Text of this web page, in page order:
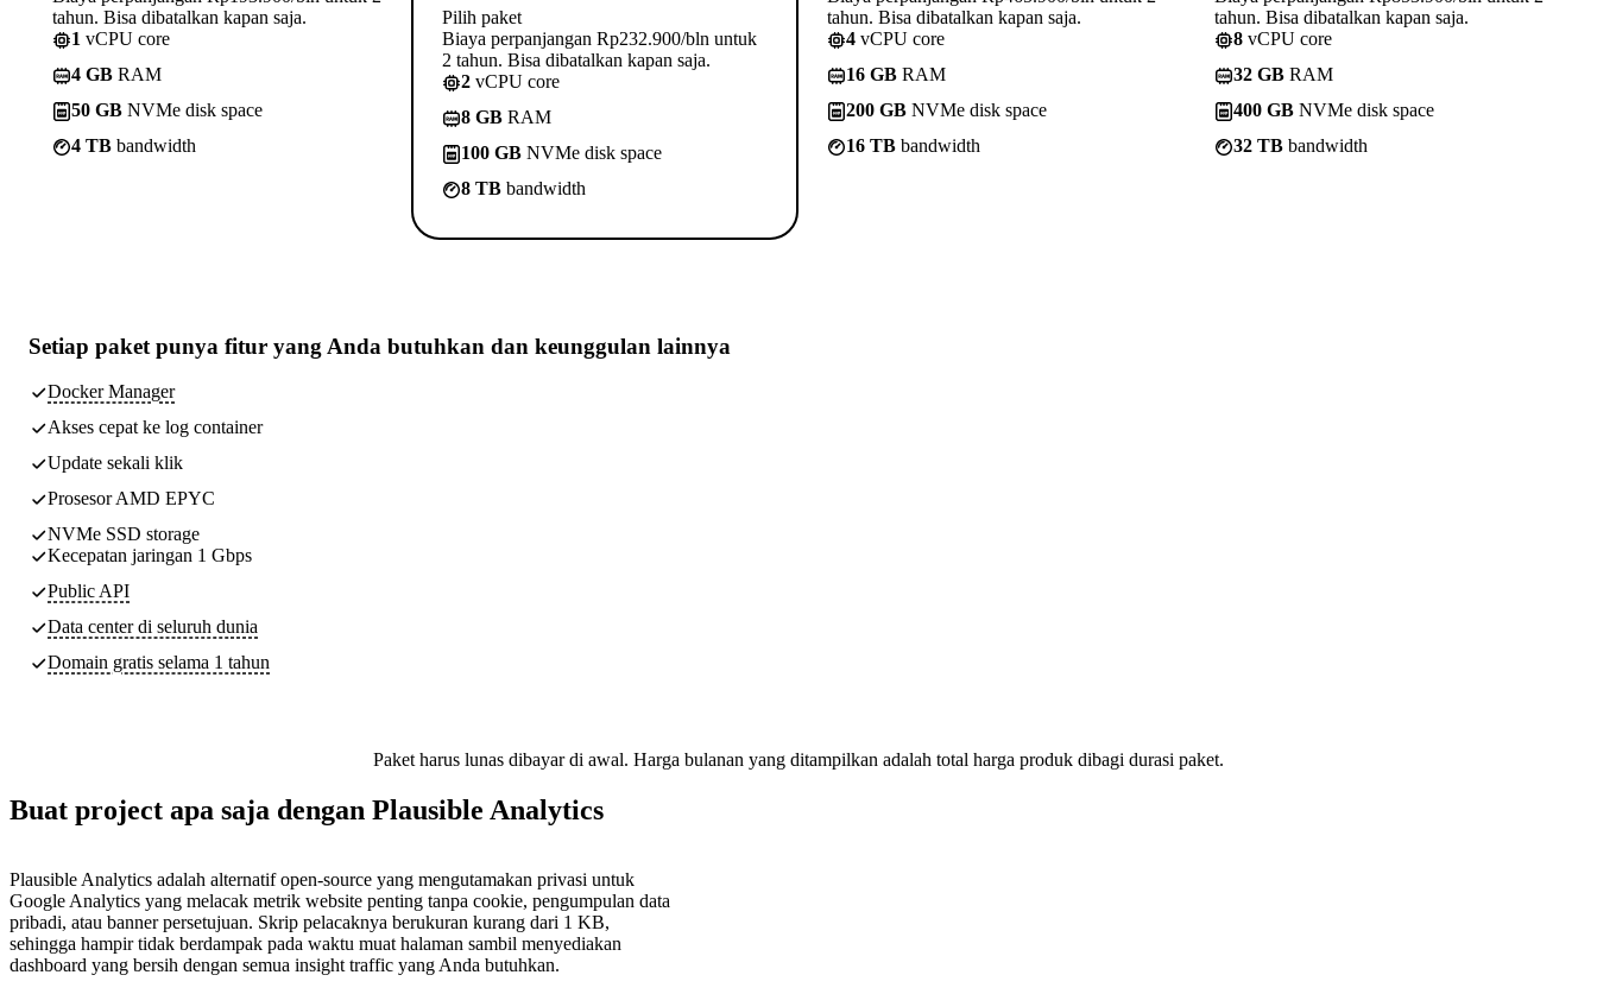
tahun. Bisa dibatalkan kapan saja.
1 vCPU core
4 GB RAM
50 GB NVMe disk space
4 TB bandwidth
Pilih paket
Biaya perpanjangan Rp232.900/bln untuk
2 tahun. Bisa dibatalkan kapan saja.
2 vCPU core
8 GB RAM
100 GB NVMe disk space
8 TB bandwidth
tahun. Bisa dibatalkan kapan saja.
4 vCPU core
16 GB RAM
200 GB NVMe disk space
16 TB bandwidth
tahun. Bisa dibatalkan kapan saja.
8 vCPU core
32 GB RAM
400 GB NVMe disk space
32 TB bandwidth
Setiap paket punya fitur yang Anda butuhkan dan keunggulan lainnya
Docker Manager
Akses cepat ke log container
Update sekali klik
Prosesor AMD EPYC
NVMe SSD storage
Kecepatan jaringan 1 Gbps
Public API
Data center di seluruh dunia
Domain gratis selama 1 tahun
Paket harus lunas dibayar di awal. Harga bulanan yang ditampilkan adalah total harga produk dibagi durasi paket.
Buat project apa saja dengan Plausible Analytics
Plausible Analytics adalah alternatif open-source yang mengutamakan privasi untuk
Google Analytics yang melacak metrik website penting tanpa cookie, pengumpulan data
pribadi, atau banner persetujuan. Skrip pelacaknya berukuran kurang dari 1 KB,
sehingga hampir tidak berdampak pada waktu muat halaman sambil menyediakan
dashboard yang bersih dengan semua insight traffic yang Anda butuhkan.